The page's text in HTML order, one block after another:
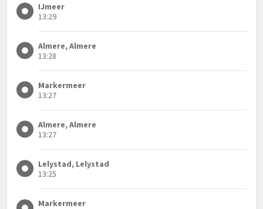
IJmeer
13:29
Almere, Almere
13:28
Markermeer
13:27
Almere, Almere
13:27
Lelystad, Lelystad
13:25
Markermeer